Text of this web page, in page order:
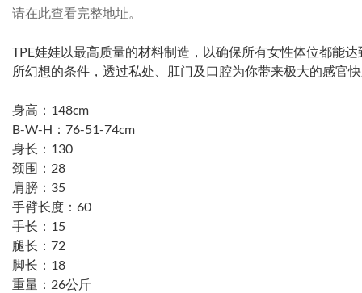
请在此查看完整地址。
TPE娃娃以最高质量的材料制造，以确保所有女性体位都能
所幻想的条件，透过私处、肛门及口腔为你带来极大的感官
身高：148cm
B-W-H：76-51-74cm
身长：130
颈围：28
肩膀：35
手臂长度：60
手长：15
腿长：72
脚长：18
重量：26公斤